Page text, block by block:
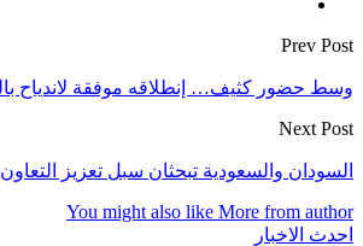
Prev Post
وسط حضور كثيف… إنطلاقه موفقة لاندياح
Next Post
السودان والسعودية تبحثان سبل تعزيز
You might also like More from author
احدث الاخبار